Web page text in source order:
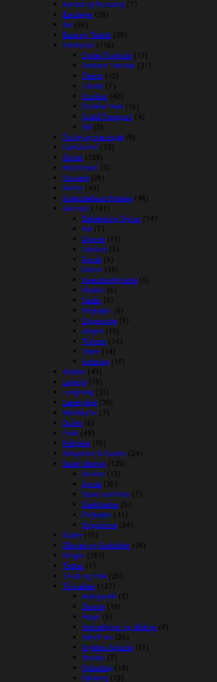
Antibid og fluespray (7)
Bandager (28)
Bid (86)
Boxe og Tasker (28)
Dækkener (116)
Cooler/Funktion (11)
Dækken Tilbehør (21)
Fleece (12)
Lænde (7)
Outdoor (40)
Outdoor Rain (15)
Stald/Transport (4)
Uld (3)
Fortøj og martingal (9)
Gamascher (73)
Grimer (139)
Hestefoder (3)
Hovpleje (26)
Hutter (49)
Insektdækken/Masker (46)
Islænder (141)
Beklædning Rytter (14)
Bid (7)
Diverse (13)
Dækken (6)
Gjorde (5)
Grimer (15)
Insektbeskyttelse (5)
Klokker (6)
Sadler (5)
Stigbøjler (6)
Stigremme (9)
strigler (10)
Trenser (14)
Tøjler (14)
Underlag (10)
Klokker (43)
Legetøj (19)
Longering (31)
Læderpleje (20)
Mundkurve (7)
Outlet (5)
Pads (45)
Pelspleje (56)
Rebgrimer & Cordeo (24)
Sadel tilbehør (129)
Diverse (12)
Gjorde (35)
Sadel overtræk (7)
Sadeltasker (5)
Stigbøjler (41)
Stigremme (24)
Sadler (15)
Sliksten og Godbidder (28)
Strigler (151)
Tasker (1)
Til sår og muk (26)
Til stalden (127)
Boksgardin (5)
Diverse (10)
Hager (5)
Hesteklipper og tilbehør (8)
Hønet mv (26)
Krybber/Spande (21)
Mordax (2)
Opbinding (18)
Ophæng (12)